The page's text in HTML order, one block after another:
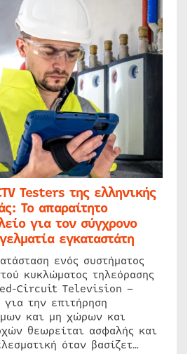
Testers της ελληνικής
Το απαραίτητο
για τον σύγχρονο
εγκαταστάτη
ενός συστήματος
κυκλώματος τηλεόρασης
Circuit Television –
για την επιτήρηση
και μη χώρων και
θεωρείται ασφαλής και
όταν βασίζετ…